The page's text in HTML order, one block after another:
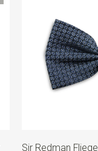
Sir Redman